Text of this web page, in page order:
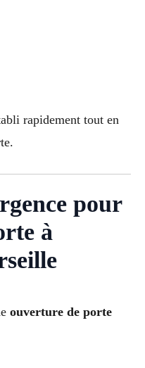
rapidement tout en
pour
à
ouverture de porte